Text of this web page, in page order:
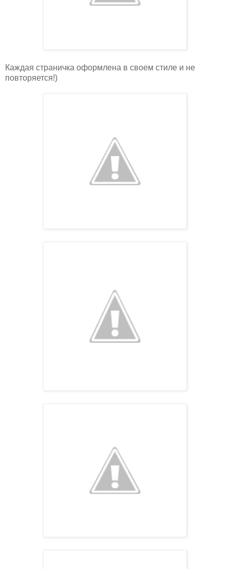
Каждая страничка оформлена в своем стиле и не
повторяется!)